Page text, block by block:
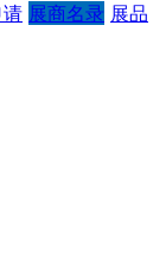
展商名录 展品